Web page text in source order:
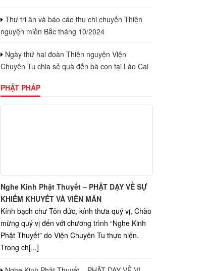
Thư tri ân và báo cáo thu chi chuyến Thiện
nguyện miền Bắc tháng 10/2024
Ngày thứ hai đoàn Thiện nguyện Viện
Chuyên Tu chia sẻ quà đến bà con tại Lào Cai
PHẬT PHÁP
Nghe Kinh Phật Thuyết – PHẬT DẠY VỀ SỰ
KHIẾM KHUYẾT VÀ VIÊN MÃN
Kính bạch chư Tôn đức, kính thưa quý vị, Chào
mừng quý vị đến với chương trình “Nghe Kinh
Phật Thuyết” do Viện Chuyên Tu thực hiện.
Trong ch[...]